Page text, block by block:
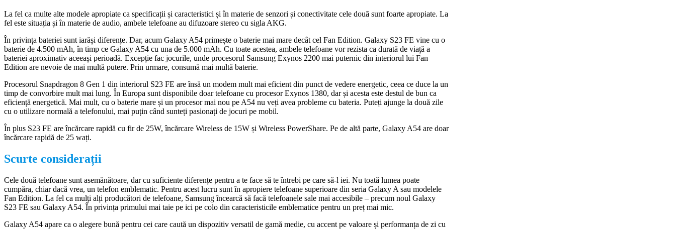
La fel ca multe alte modele apropiate ca specificații și caracteristici și în materie de senzori și conectivitate cele două sunt foarte apropiate. La
fel este situația și în materie de audio, ambele telefoane au difuzoare stereo cu sigla AKG.
În privința bateriei sunt iarăși diferențe. Dar, acum Galaxy A54 primește o baterie mai mare decât cel Fan Edition. Galaxy S23 FE vine cu o
baterie de 4.500 mAh, în timp ce Galaxy A54 cu una de 5.000 mAh. Cu toate acestea, ambele telefoane vor rezista ca durată de viață a
bateriei aproximativ aceeași perioadă. Excepție fac jocurile, unde procesorul Samsung Exynos 2200 mai puternic din interiorul lui Fan
Edition are nevoie de mai multă putere. Prin urmare, consumă mai multă baterie.
Procesorul Snapdragon 8 Gen 1 din interiorul S23 FE are însă un modem mult mai eficient din punct de vedere energetic, ceea ce duce la un
timp de convorbire mult mai lung. În Europa sunt disponibile doar telefoane cu procesor Exynos 1380, dar și acesta este destul de bun ca
eficiență energetică. Mai mult, cu o baterie mare și un procesor mai nou pe A54 nu veți avea probleme cu bateria. Puteți ajunge la două zile
cu o utilizare normală a telefonului, mai puțin când sunteți pasionați de jocuri pe mobil.
În plus S23 FE are încărcare rapidă cu fir de 25W, încărcare Wireless de 15W și Wireless PowerShare. Pe de altă parte, Galaxy A54 are doar
încărcare rapidă de 25 wați.
Scurte considerații
Cele două telefoane sunt asemănătoare, dar cu suficiente diferențe pentru a te face să te întrebi pe care să-l iei. Nu toată lumea poate
cumpăra, chiar dacă vrea, un telefon emblematic. Pentru acest lucru sunt în apropiere telefoane superioare din seria Galaxy A sau modelele
Fan Edition. La fel ca mulți alți producători de telefoane, Samsung încearcă să facă telefoanele sale mai accesibile – precum noul Galaxy
S23 FE sau Galaxy A54. În privința primului mai taie pe ici pe colo din caracteristicile emblematice pentru un preț mai mic.
Galaxy A54 apare ca o alegere bună pentru cei care caută un dispozitiv versatil de gamă medie, cu accent pe valoare și performanța de zi cu